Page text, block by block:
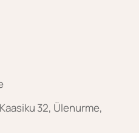
32, Ülenurme,